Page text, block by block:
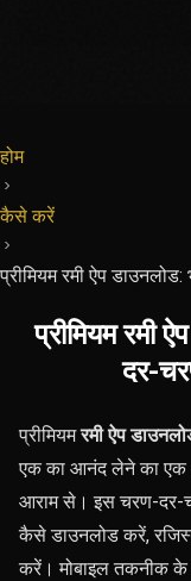
होम
कैसे करें
प्रीमियम रमी ऐप
प्रीमियम रमी
दर-
प्रीमियमरमी ऐप
एक का आनंद लेने का एक
आराम से। इस चरण-दर-
कैसे डाउनलोड करें,
करें। मोबाइल तकनीक के